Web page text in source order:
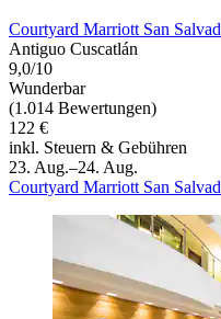
Courtyard Marriott San
Antiguo Cuscatlán
9,0/10
Wunderbar
(1.014 Bewertungen)
122 €
inkl. Steuern & Gebühren
23. Aug.–24. Aug.
Courtyard Marriott San